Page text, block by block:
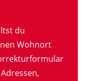
du
Wohnort